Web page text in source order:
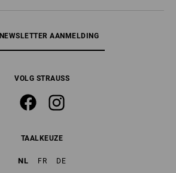
NEWSLETTER AANMELDING
VOLG STRAUSS
TAALKEUZE
NL FR DE